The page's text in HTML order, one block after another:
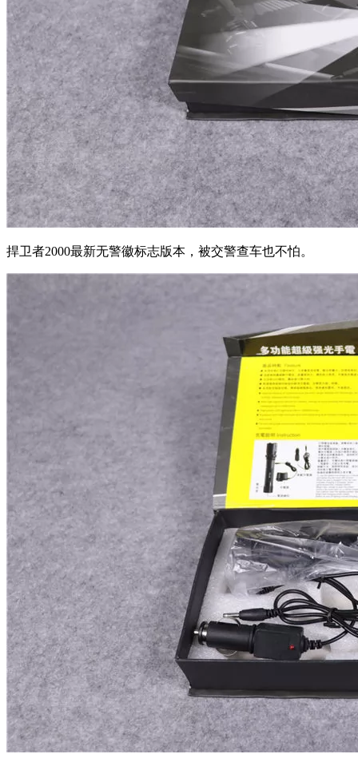
捍卫者2000最新无警徽标志版本，被交警查车也不怕。